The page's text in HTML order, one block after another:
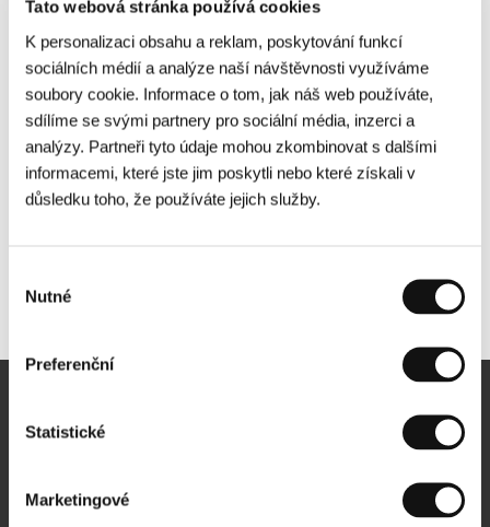
Tato webová stránka používá cookies
K personalizaci obsahu a reklam, poskytování funkcí
sociálních médií a analýze naší návštěvnosti využíváme
soubory cookie. Informace o tom, jak náš web používáte,
sdílíme se svými partnery pro sociální média, inzerci a
analýzy. Partneři tyto údaje mohou zkombinovat s dalšími
informacemi, které jste jim poskytli nebo které získali v
důsledku toho, že používáte jejich služby.
souhlasu
Nutné
Preferenční
Statistické
Marketingové